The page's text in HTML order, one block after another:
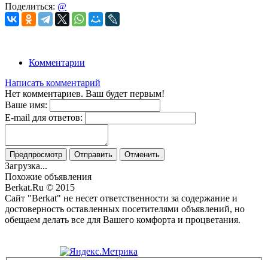
Поделиться: @
Комментарии
Написать комментарий
Нет комментариев. Ваш будет первым!
Ваше имя:
E-mail для ответов:
Предпросмотр Отправить Отменить
Загрузка...
Похожие объявления
Berkat.Ru © 2015
Сайт "Berkat" не несет ответственности за содержание и
достоверность оставленных посетителями объявлений, но
обещаем делать все для Вашего комфорта и процветания.